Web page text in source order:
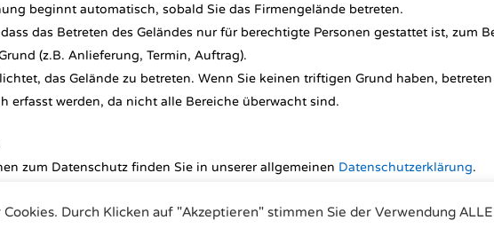
beginnt automatisch, sobald Sie das Firmengelände betreten.
das Betreten des Geländes nur für berechtigte Personen gestattet ist, zum
(z.B. Anlieferung, Termin, Auftrag).
das Gelände zu betreten. Wenn Sie keinen triftigen Grund haben,
erfasst werden, da nicht alle Bereiche überwacht sind.
zum Datenschutz finden Sie in unserer allgemeinen Datenschutzerklärung.
Air Torque GmbH - Pneumatische Antriebe | Tel.: +49 (0)7243 59 34-0 | eMail:
Durch Klicken auf "Akzeptieren" stimmen Sie der Verwendung